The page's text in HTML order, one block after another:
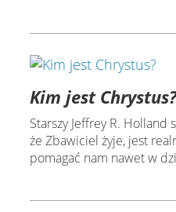
Kim jest Chrystus?
Starszy Jeffrey R. Holland
że Zbawiciel żyje, jest
pomagać nam nawet w